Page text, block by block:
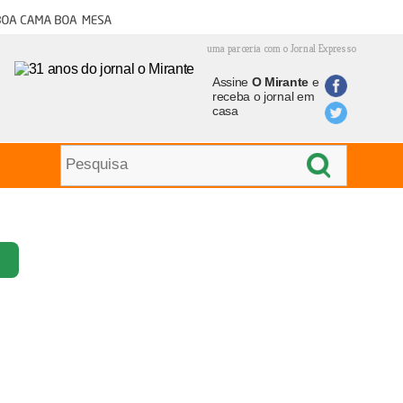
cama boa mesa
uma parceria com o Jornal Expresso
Assine O Mirantee
receba o jornal em
casa